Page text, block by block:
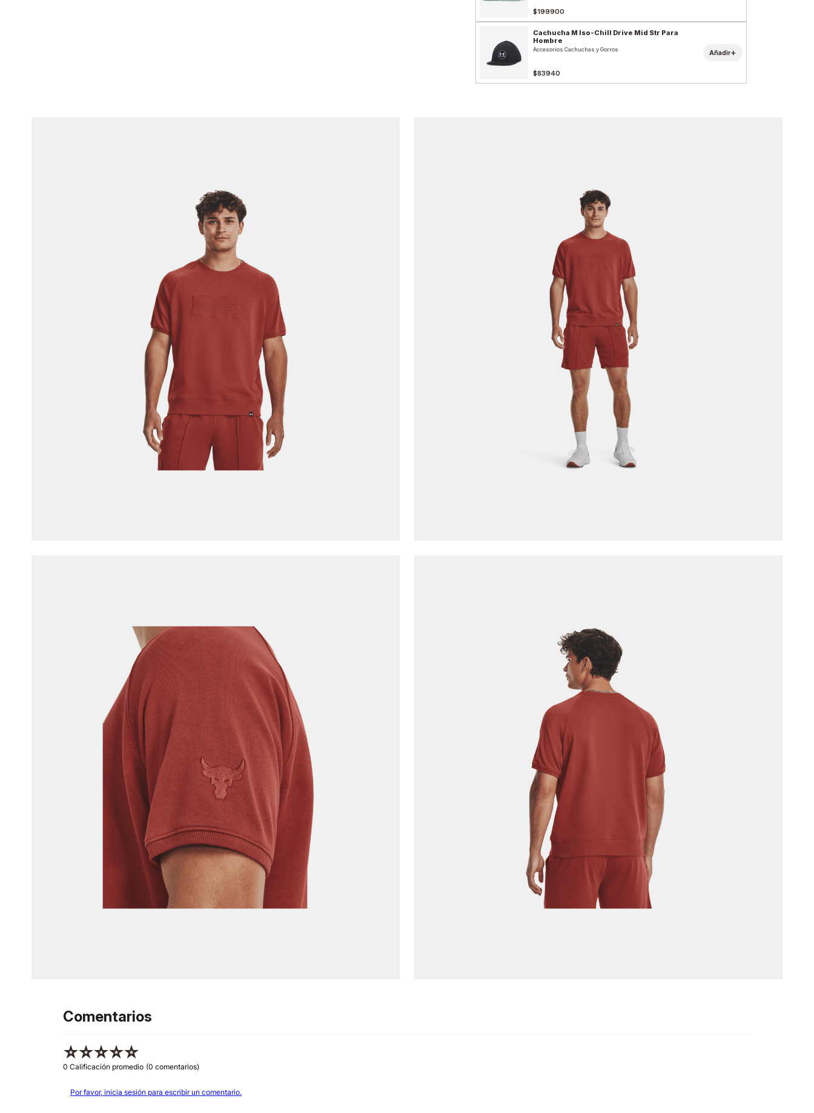
$199900
Cachucha M Iso-Chill Drive Mid Str Para
Hombre
Accesorios Cachuchas y Gorros
$83940
Añadir+
Comentarios
☆☆☆☆☆
0 Calificación promedio (0 comentarios)
Por favor, inicia sesión para escribir un comentario.